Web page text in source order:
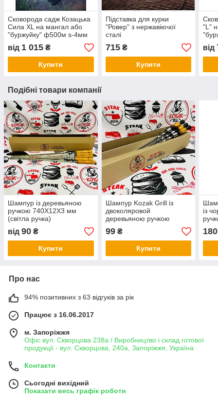
Сковорода садж Козацька
Сила XL на мангал або
"буржуйку" ф500м s-4мм
від 1 015 ₴
Купити
Підставка для курки
"Ровер" з нержавіючої
сталі
715₴
Купити
"L"
від
Подібні товари компанії
Шампур із деревьяною
ручкою 740Х12Х3 мм
(світла ручка)
від 90 ₴
Купити
Шампур Kozak Grill із
двоколяровой
деревьяною ручкою
99₴
Купити
із
180
Про нас
94% позитивних з 63 відгуків за рік
Працює з 16.06.2017
м. Запоріжжя
Офіс вул. Скворцова 238а / Виробництво і склад готової
продукції - вул. Скворцова, 240а, Запоріжжя, Україна
Контакти
Сьогодні вихідний
Показати весь графік роботи